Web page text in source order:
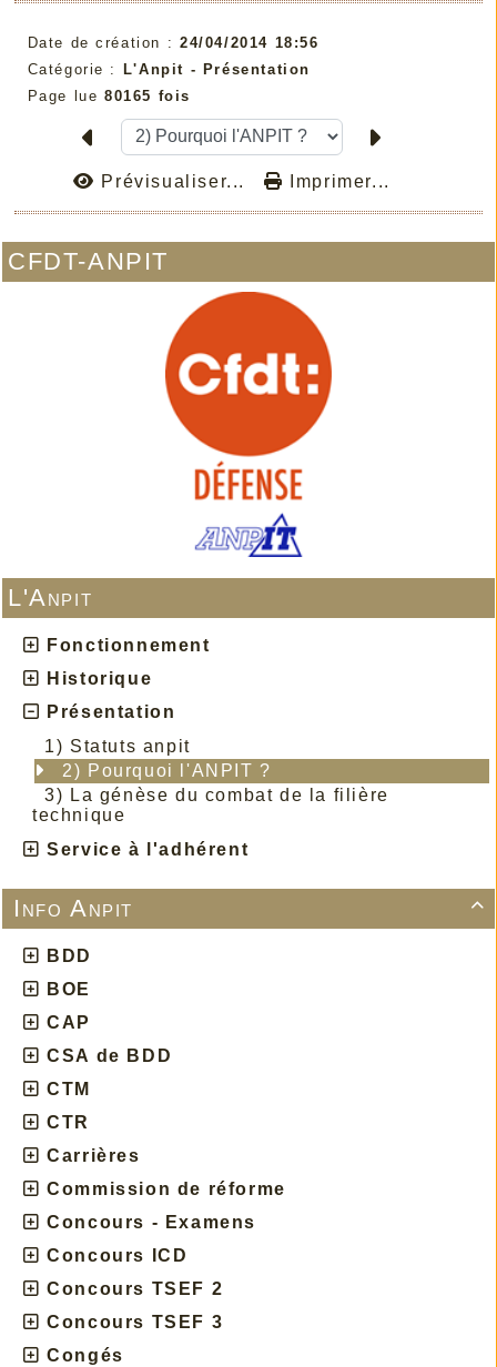
CFDT-ANPIT
L'Anpit
Fonctionnement
Historique
Présentation
1) Statuts anpit
2) Pourquoi l'ANPIT ?
3) La génèse du combat de la filière
technique
Service à l'adhérent

Info Anpit
BDD
BOE
CAP
CSA de BDD
CTM
CTR
Carrières
Commission de réforme
Concours - Examens
Concours ICD
Concours TSEF 2
Concours TSEF 3
Congés
Date de création : 24/04/2014 18:56
Catégorie : L'Anpit - Présentation
Page lue 80165 fois
Prévisualiser... Imprimer...